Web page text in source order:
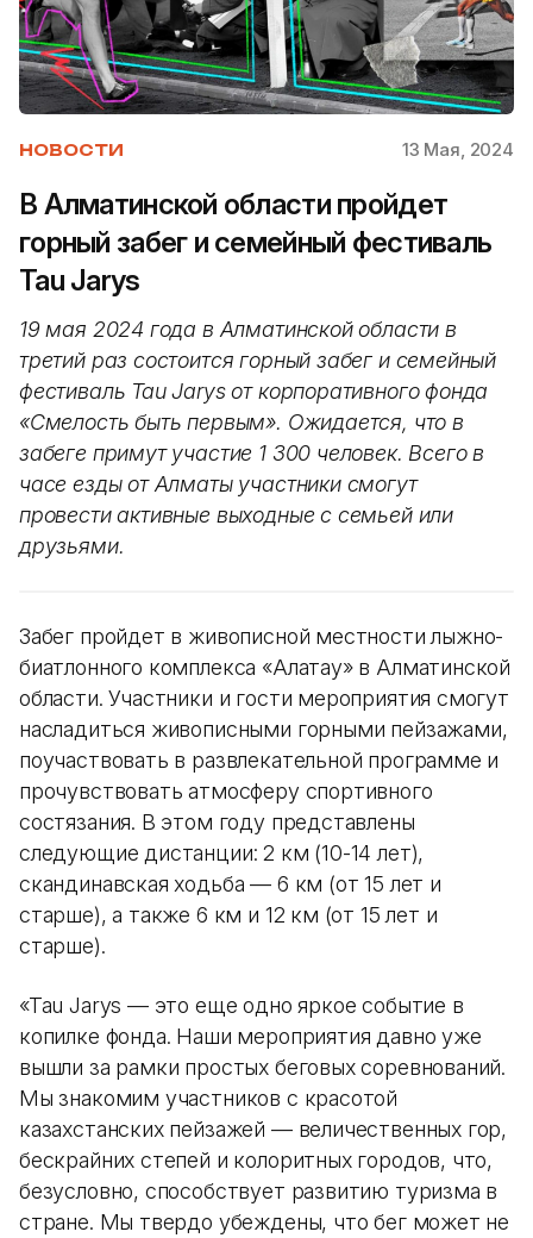
НОВОСТИ 13 Мая, 2024
В Алматинской области пройдет
горный забег и семейный фестиваль
Tau Jarys
19 мая 2024 года в Алматинской области в
третий раз состоится горный забег и семейный
фестиваль Tau Jarys от корпоративного фонда
«Смелость быть первым». Ожидается, что в
забеге примут участие 1 300 человек. Всего в
часе езды от Алматы участники смогут
провести активные выходные с семьей или
друзьями.
Забег пройдет в живописной местности лыжно-
биатлонного комплекса «Алатау» в Алматинской
области. Участники и гости мероприятия смогут
насладиться живописными горными пейзажами,
поучаствовать в развлекательной программе и
прочувствовать атмосферу спортивного
состязания. В этом году представлены
следующие дистанции: 2 км (10-14 лет),
скандинавская ходьба — 6 км (от 15 лет и
старше), а также 6 км и 12 км (от 15 лет и
старше).
«Tau Jarys — это еще одно яркое событие в
копилке фонда. Наши мероприятия давно уже
вышли за рамки простых беговых соревнований.
Мы знакомим участников с красотой
казахстанских пейзажей — величественных гор,
бескрайних степей и колоритных городов, что,
безусловно, способствует развитию туризма в
стране. Мы твердо убеждены, что бег может не